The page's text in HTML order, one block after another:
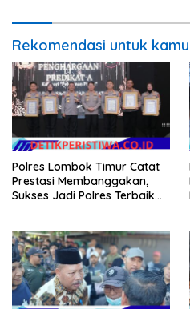
Rekomendasi untuk kamu
Polres Lombok Timur Catat
Prestasi Membanggakan,
Sukses Jadi Polres Terbaik